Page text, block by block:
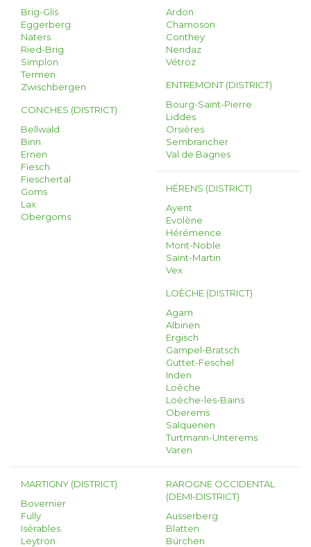
Brig-Glis
Eggerberg
Naters
Ried-Brig
Simplon
Termen
Zwischbergen
CONCHES (DISTRICT)
Bellwald
Binn
Ernen
Fiesch
Fieschertal
Goms
Lax
Obergoms
Ardon
Chamoson
Conthey
Nendaz
Vétroz
ENTREMONT (DISTRICT)
Bourg-Saint-Pierre
Liddes
Orsières
Sembrancher
Val de Bagnes
HÉRENS (DISTRICT)
Ayent
Evolène
Hérémence
Mont-Noble
Saint-Martin
Vex
LOÈCHE (DISTRICT)
Agarn
Albinen
Ergisch
Gampel-Bratsch
Guttet-Feschel
Inden
Loèche
Loèche-les-Bains
Oberems
Salquenen
Turtmann-Unterems
Varen
MARTIGNY (DISTRICT)
Bovernier
Fully
Isérables
Leytron
RAROGNE OCCIDENTAL
(DEMI-DISTRICT)
Ausserberg
Blatten
Bürchen